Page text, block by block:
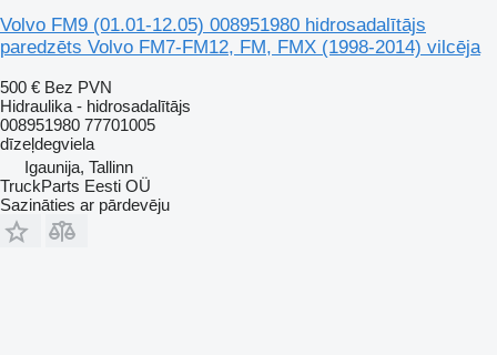
Volvo FM9 (01.01-12.05) 008951980 hidrosadalītājs
paredzēts Volvo FM7-FM12, FM, FMX (1998-2014) vilcēja
500 € Bez PVN
Hidraulika - hidrosadalītājs
008951980 77701005
dīzeļdegviela
Igaunija, Tallinn
TruckParts Eesti OÜ
Sazināties ar pārdevēju